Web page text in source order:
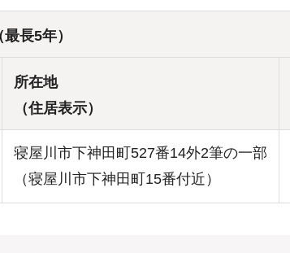
長5年）
所在地
（住居表示）
寝屋川市下神田町527番14外2筆の一部
（寝屋川市下神田町15番付近）